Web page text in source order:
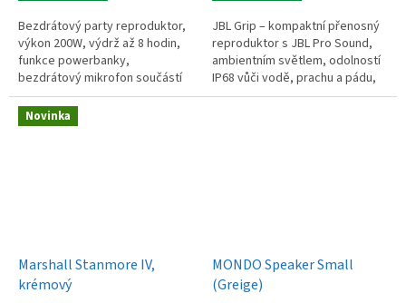
Bezdrátový party reproduktor,
výkon 200W, výdrž až 8 hodin,
funkce powerbanky,
bezdrátový mikrofon součástí
balení, True Wireless mód,
světelné podsvícení, Bluetooth,
3,5 mm +...
JBL Grip – kompaktní přenosný
reproduktor s JBL Pro Sound,
ambientním světlem, odolností
IP68 vůči vodě, prachu a pádu,
výdrží až 14 h s Playtime Boost,
Novinka
Marshall Stanmore IV,
krémový
MONDO Speaker Small
(Greige)